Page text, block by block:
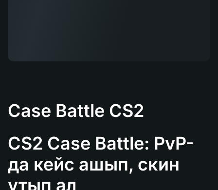
Case Battle CS2
CS2 Case Battle: PvP-
да кейс ашып, скин
ұтып ал